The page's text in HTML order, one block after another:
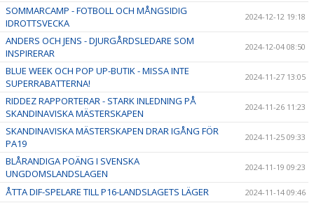
SOMMARCAMP - FOTBOLL OCH MÅNGSIDIG
IDROTTSVECKA
2024-12-12 19:18
ANDERS OCH JENS - DJURGÅRDSLEDARE SOM
INSPIRERAR
2024-12-04 08:50
BLUE WEEK OCH POP UP-BUTIK - MISSA INTE
SUPERRABATTERNA!
2024-11-27 13:05
RIDDEZ RAPPORTERAR - STARK INLEDNING PÅ
SKANDINAVISKA MÄSTERSKAPEN
2024-11-26 11:23
SKANDINAVISKA MÄSTERSKAPEN DRAR IGÅNG FÖR
PA19
2024-11-25 09:33
BLÅRANDIGA POÄNG I SVENSKA
UNGDOMSLANDSLAGEN
2024-11-19 09:23
ÅTTA DIF-SPELARE TILL P16-LANDSLAGETS LÄGER 2024-11-14 09:46